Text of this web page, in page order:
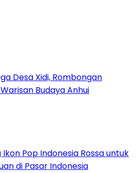
Desa Xidi, Rombongan
Budaya Anhui
Pop Indonesia Rossa untuk
di Pasar Indonesia